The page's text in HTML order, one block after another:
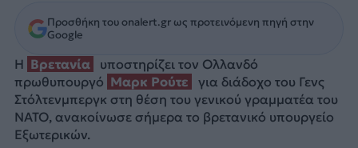
Προσθήκη του onalert.gr ως προτεινόμενη πηγή στην
Google
Η Βρετανία
υποστηρίζει τον Ολλανδό
πρωθυπουργό Μαρκ Ρούτε
για διάδοχο του Γενς
Στόλτενμπεργκ στη θέση του γενικού γραμματέα του
NATO, ανακοίνωσε σήμερα το βρετανικό υπουργείο
Εξωτερικών.